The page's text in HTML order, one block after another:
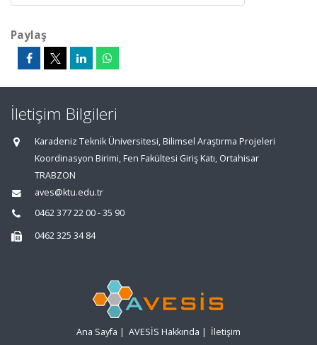
Paylaş
İletişim Bilgileri
Karadeniz Teknik Üniversitesi, Bilimsel Araştırma Projeleri
Koordinasyon Birimi, Fen Fakültesi Giriş Katı, Ortahisar
TRABZON
aves@ktu.edu.tr
0462 377 22 00 - 35 90
0462 325 34 84
Ana Sayfa | AVESİS Hakkında | İletişim